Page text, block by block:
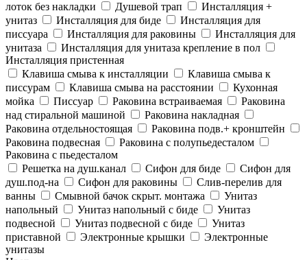
лоток без накладки
Душевой трап
Инсталляция +
унитаз
Инсталляция для биде
Инсталляция для
писсуара
Инсталляция для раковины
Инсталляция для
унитаза
Инсталляция для унитаза крепление в пол
Инсталляция пристенная
Клавиша смыва к инсталляции
Клавиша смыва к
писсурам
Клавиша смыва на расстоянии
Кухонная
мойка
Писсуар Раковина встраиваемая
Раковина
над стиральной машиной
Раковина накладная
Раковина отдельностоящая
Раковина подв.+ кронштейн
Раковина подвесная
Раковина с полупьедесталом
Раковина с пьедесталом
Решетка на душ.канал
Сифон для биде
Сифон для
душ.под-на
Сифон для раковины
Слив-перелив для
ванны
Смывной бачок скрыт. монтажа
Унитаз
напольный
Унитаз напольный с биде
Унитаз
подвесной
Унитаз подвесной с биде
Унитаз
приставной
Электронные крышки
Электронные
унитазы